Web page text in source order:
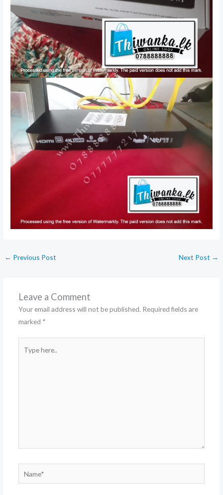
← Previous Post Next Post →
Leave a Comment
Your email address will not be published. Required fields are
marked *
here..
Name*